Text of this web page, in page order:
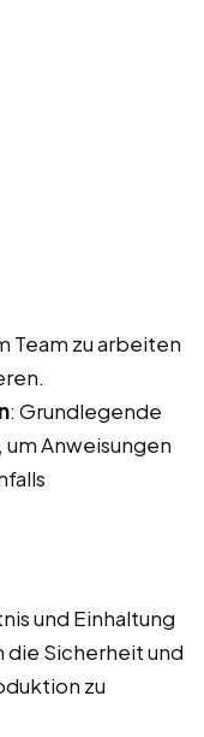
Team zu arbeiten
: Grundlegende
Anweisungen
und Einhaltung
Sicherheit und
zu